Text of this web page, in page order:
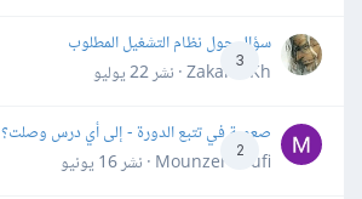
3
سؤال حول نظام التشغيل المطلوب
Zakaria Kh · نشر
22 يوليو
2
صعوبة في تتبع الدورة - إلى أي درس وصلت؟
Mounzer Soufi · نشر
16 يونيو